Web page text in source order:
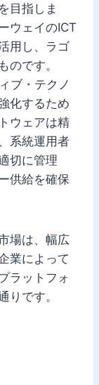
目指しま
ウェイのICT
用し、ラゴ
のです。
ブ・テクノ
化するため
ウェアは精
系統運用者
切に管理
供給を確保
場は、幅広
業によって
ラットフォ
りです。